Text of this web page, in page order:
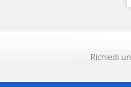
Richiedi un